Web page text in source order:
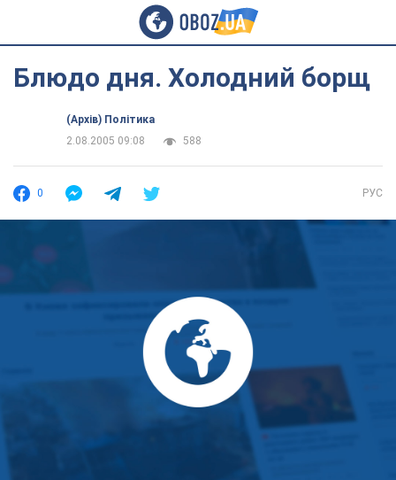
Блюдо дня. Холодний борщ
(Архів) Політика
2.08.2005 09:08
588
0 РУС